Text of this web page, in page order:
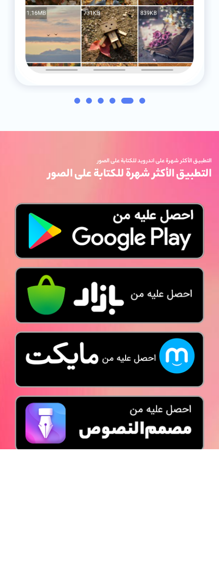
التطبيق الأكثر شهرة على اندرويد للكتابة على الصور
التطبيق الأكثر شهرة للكتابة على الصور